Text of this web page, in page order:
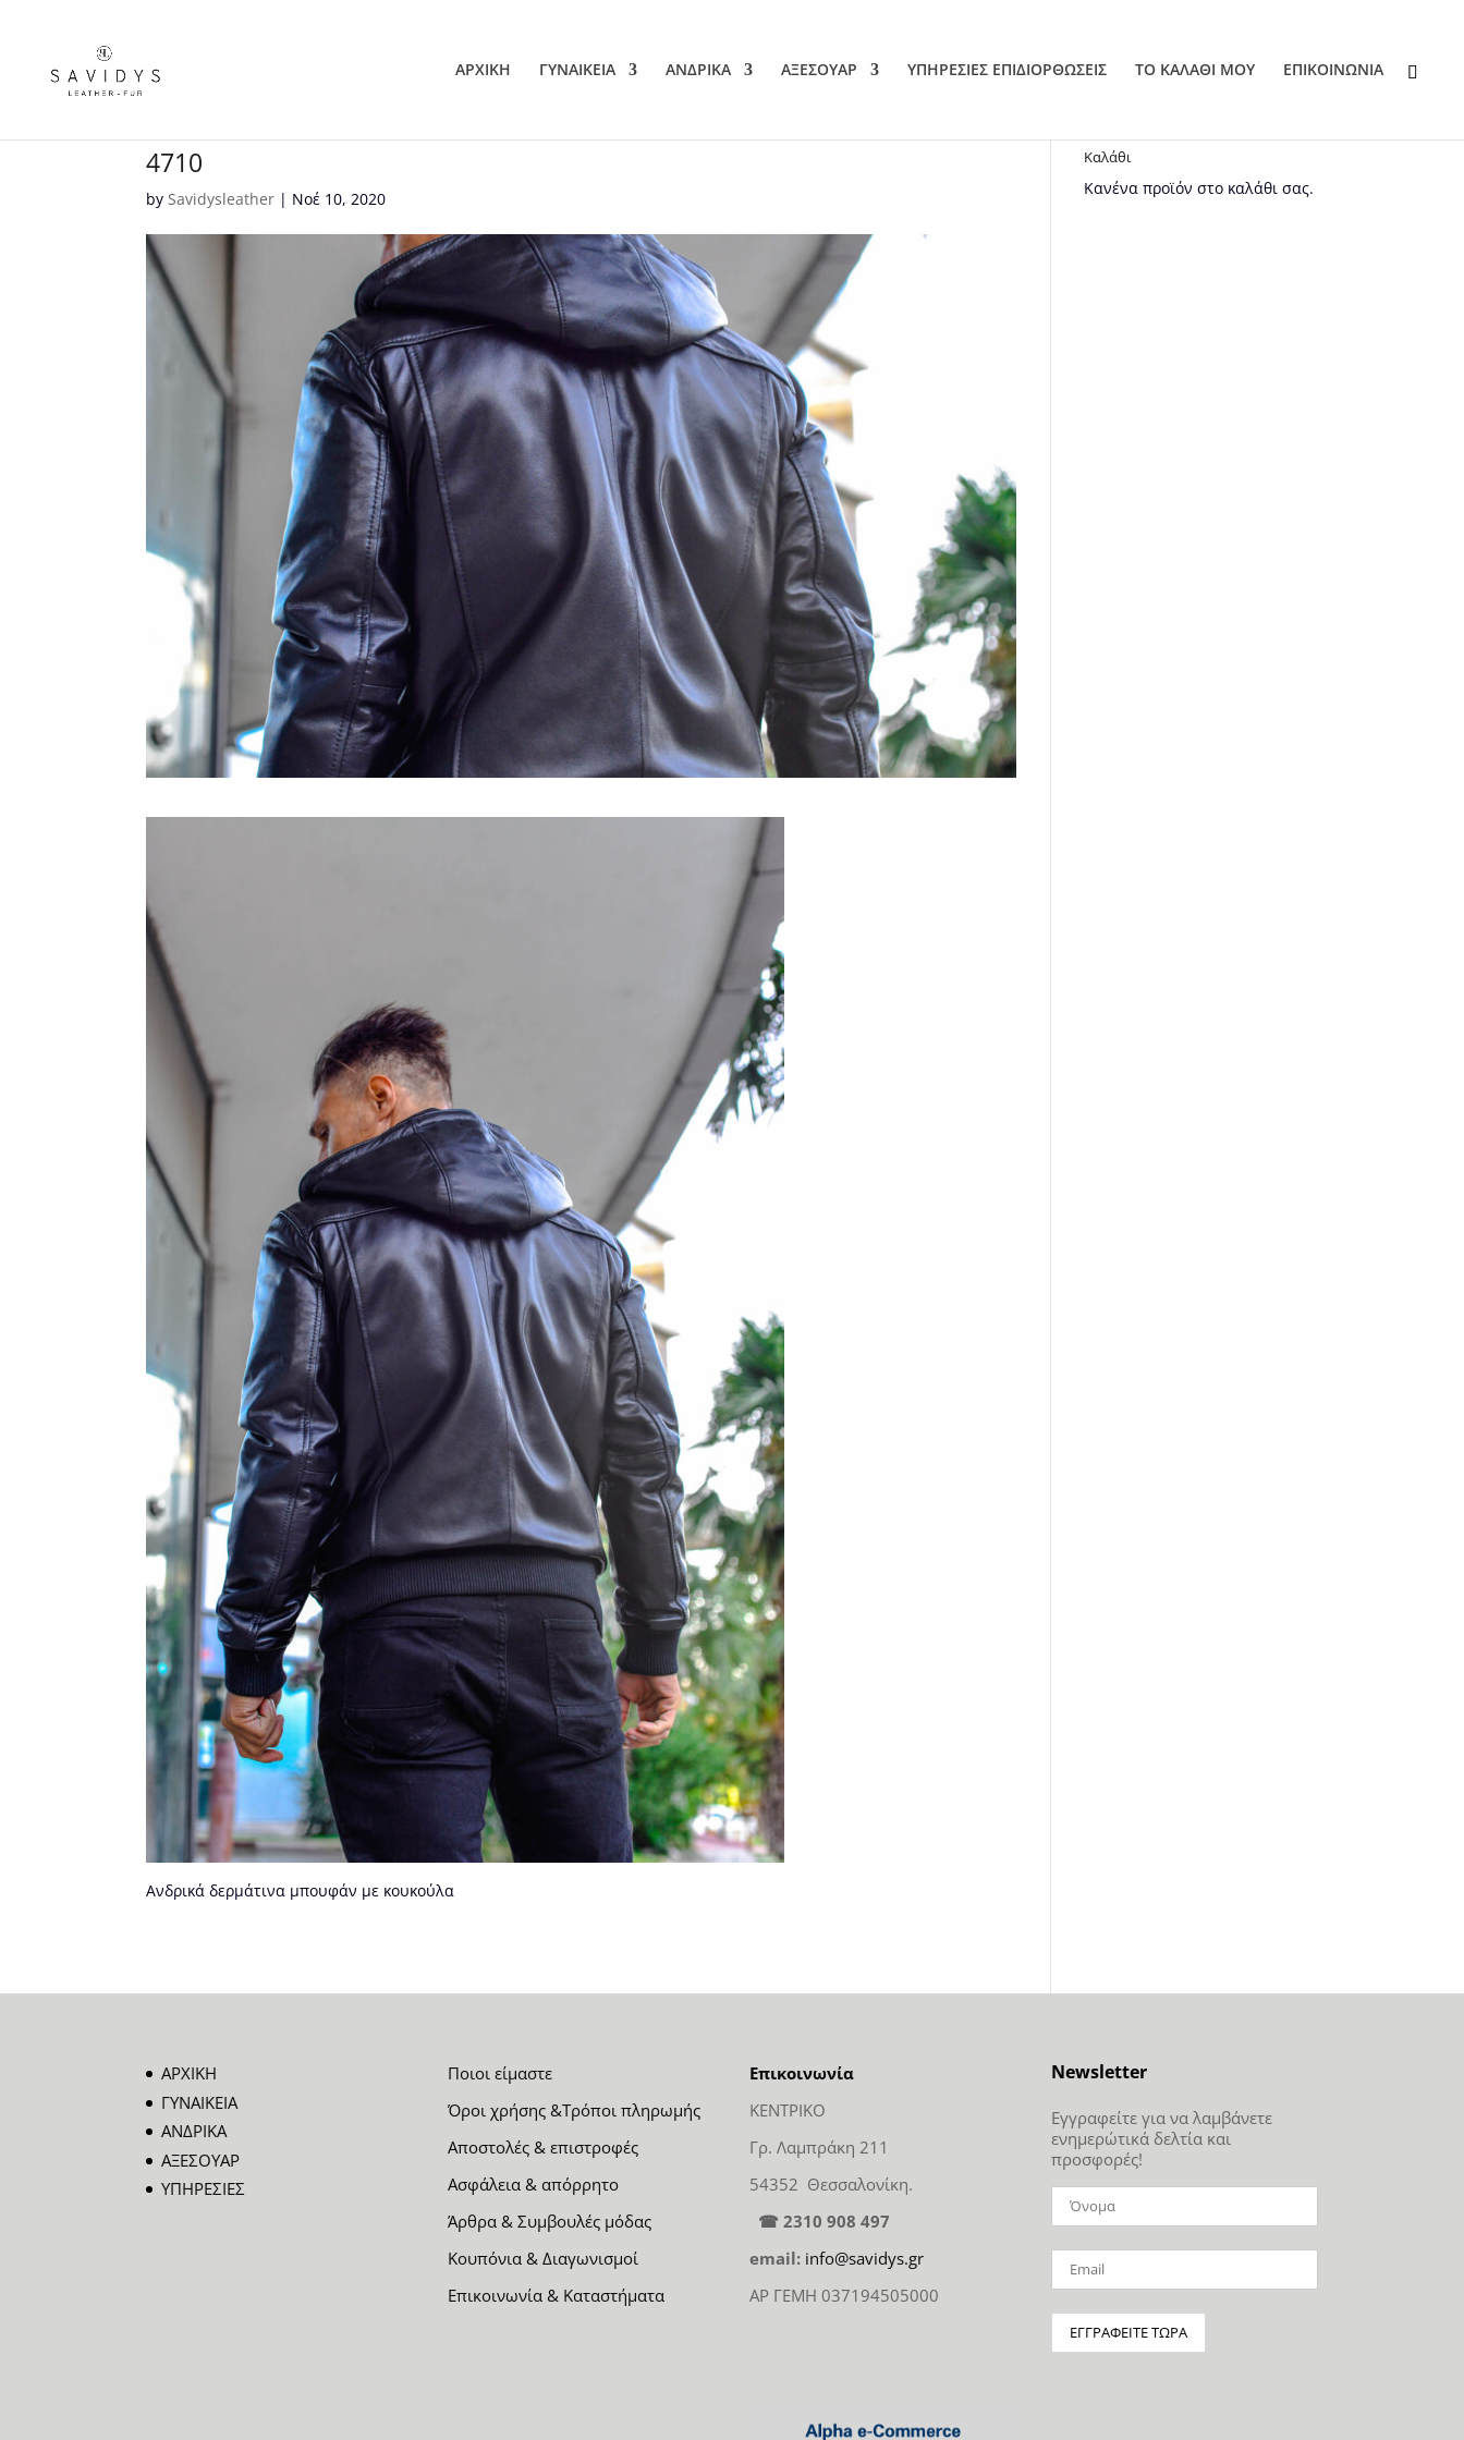
ΑΡΧΙΚΗ ΓΥΝΑΙΚΕΙΑ ΑΝΔΡΙΚΑ ΑΞΕΣΟΥΑΡ ΥΠΗΡΕΣΙΕΣ ΕΠΙΔΙΟΡΘΩΣΕΙΣ ΤΟ ΚΑΛΑΘΙ ΜΟΥ EΠΙΚΟΙΝΩΝΙΑ
4710
bySavidysleather | Νοέ 10, 2020
Ανδρικά δερμάτινα μπουφάν με κουκούλα
Καλάθι
Κανένα προϊόν στο καλάθι σας.
ΑΡΧΙΚΗ
ΓΥΝΑΙΚΕΙΑ
ΑΝΔΡΙΚΑ
ΑΞΕΣΟΥΑΡ
ΥΠΗΡΕΣΙΕΣ
Ποιοι είμαστε
Όροι χρήσης &Τρόποι πληρωμής
Αποστολές & επιστροφές
Ασφάλεια & απόρρητο
Άρθρα & Συμβουλές μόδας
Κουπόνια & Διαγωνισμοί
Επικοινωνία & Καταστήματα
Επικοινωνία
ΚΕΝΤΡΙΚΟ
Γρ. Λαμπράκη 211
54352 Θεσσαλονίκη.
☎ 2310 908 497
email: info@savidys.gr
ΑΡ ΓΕΜΗ 037194505000
Newsletter
Εγγραφείτε για να λαμβάνετε
ενημερώτικά δελτία και
προσφορές!